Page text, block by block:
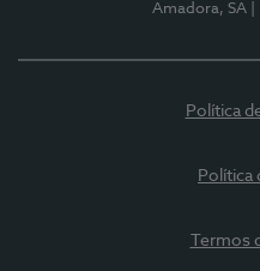
Amadora, SA
Política
Política
Termos